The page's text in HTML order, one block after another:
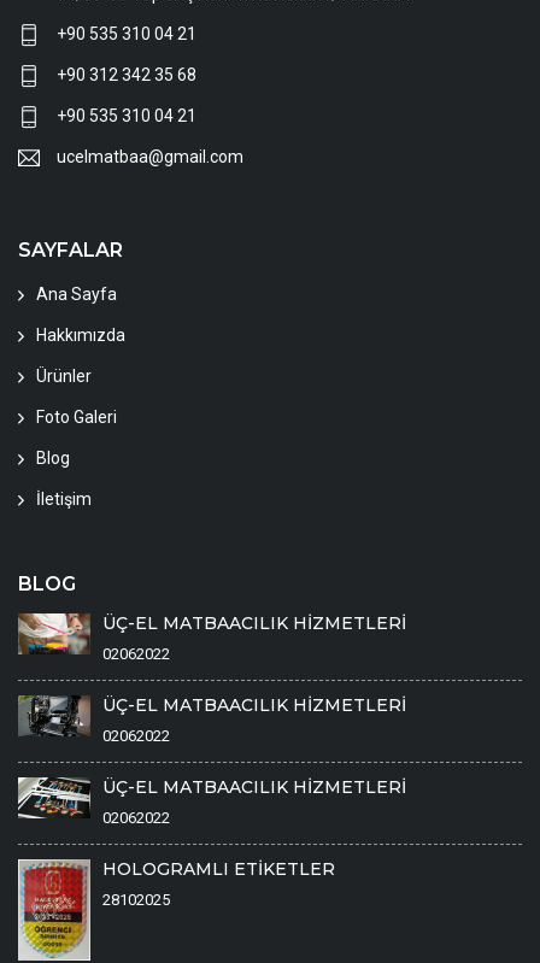
+90 535 310 04 21
+90 312 342 35 68
+90 535 310 04 21
ucelmatbaa@gmail.com
SAYFALAR
Ana Sayfa
Hakkımızda
Ürünler
Foto Galeri
Blog
İletişim
BLOG
ÜÇ-EL MATBAACILIK HİZMETLERİ
02062022
ÜÇ-EL MATBAACILIK HİZMETLERİ
02062022
ÜÇ-EL MATBAACILIK HİZMETLERİ
02062022
HOLOGRAMLI ETİKETLER
28102025